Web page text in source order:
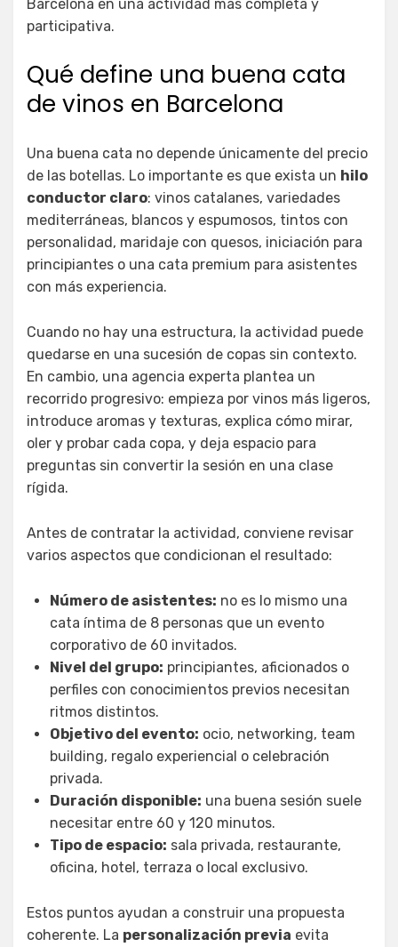
Barcelona en una actividad más completa y
participativa.
Qué define una buena cata
de vinos en Barcelona
Una buena cata no depende únicamente del precio
de las botellas. Lo importante es que exista un hilo
conductor claro: vinos catalanes, variedades
mediterráneas, blancos y espumosos, tintos con
personalidad, maridaje con quesos, iniciación para
principiantes o una cata premium para asistentes
con más experiencia.
Cuando no hay una estructura, la actividad puede
quedarse en una sucesión de copas sin contexto.
En cambio, una agencia experta plantea un
recorrido progresivo: empieza por vinos más ligeros,
introduce aromas y texturas, explica cómo mirar,
oler y probar cada copa, y deja espacio para
preguntas sin convertir la sesión en una clase
rígida.
Antes de contratar la actividad, conviene revisar
varios aspectos que condicionan el resultado:
Número de asistentes: no es lo mismo una
cata íntima de 8 personas que un evento
corporativo de 60 invitados.
Nivel del grupo: principiantes, aficionados o
perfiles con conocimientos previos necesitan
ritmos distintos.
Objetivo del evento: ocio, networking, team
building, regalo experiencial o celebración
privada.
Duración disponible: una buena sesión suele
necesitar entre 60 y 120 minutos.
Tipo de espacio: sala privada, restaurante,
oficina, hotel, terraza o local exclusivo.
Estos puntos ayudan a construir una propuesta
coherente. La personalización previa evita